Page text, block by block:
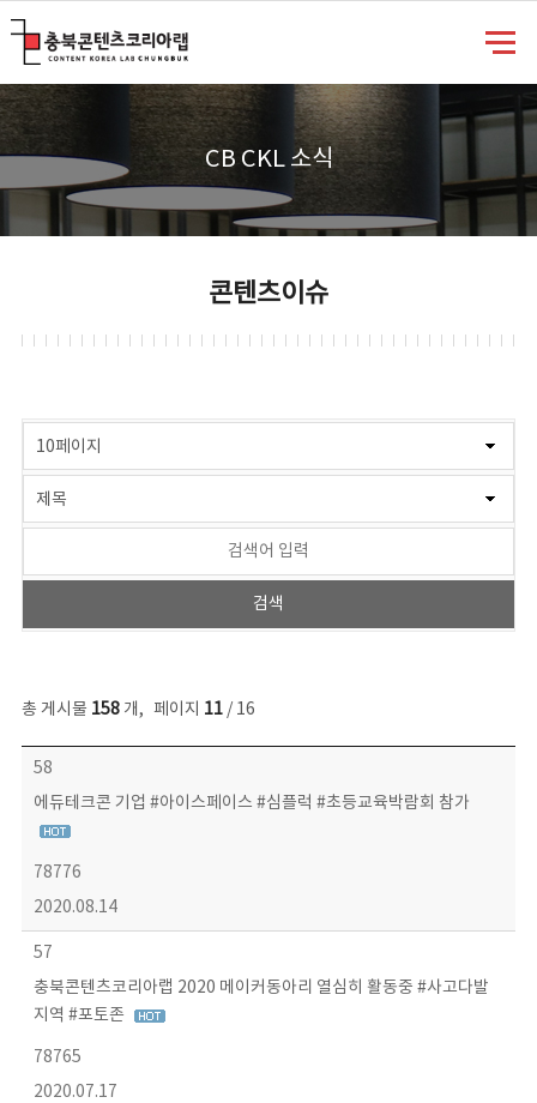
CB CKL 소식
콘텐츠이슈
총 게시물 158개, 페이지 11/ 16
콘텐츠이슈 목록 - 번호, 제목, 작성자, 파일, 조회수, 작성일 정보 제공
58
에듀테크콘 기업 #아이스페이스 #심플럭 #초등교육박람회 참가
78776
2020.08.14
57
충북콘텐츠코리아랩 2020 메이커동아리 열심히 활동중 #사고다발
지역 #포토존
78765
2020.07.17